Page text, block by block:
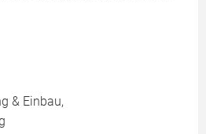
& Einbau,